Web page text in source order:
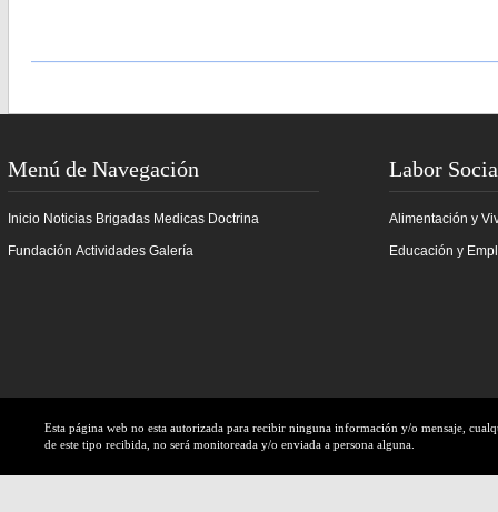
Menú de Navegación
Inicio Noticias Brigadas Medicas Doctrina
Fundación Actividades Galería
Labor
Alimentación y
Educación y
Esta página web no esta autorizada para recibir ninguna información y/o mensaje,
de este tipo recibida, no será monitoreada y/o enviada a persona alguna.